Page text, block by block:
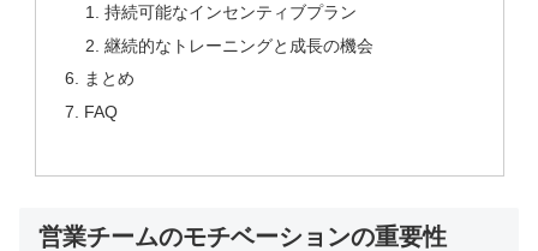
持続可能なインセンティブプラン
継続的なトレーニングと成長の機会
まとめ
FAQ
営業チームのモチベーションの重要性